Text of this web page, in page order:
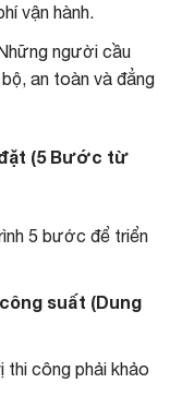
vận hành.
người cầu
an toàn và đẳng
đặt (5 Bước từ
5 bước để triển
suất (Dung
công phải khảo